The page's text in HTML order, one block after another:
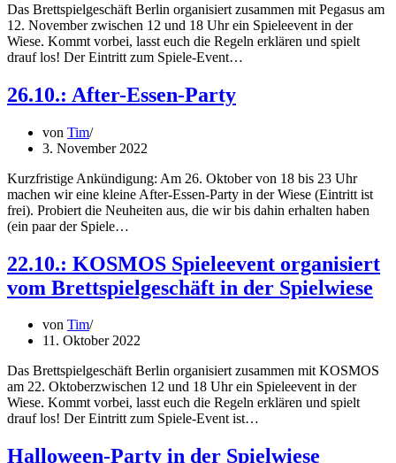
Das Brettspielgeschäft Berlin organisiert zusammen mit Pegasus am
12. November zwischen 12 und 18 Uhr ein Spieleevent in der
Wiese. Kommt vorbei, lasst euch die Regeln erklären und spielt
drauf los! Der Eintritt zum Spiele-Event…
26.10.: After-Essen-Party
von Tim
3. November 2022
Kurzfristige Ankündigung: Am 26. Oktober von 18 bis 23 Uhr
machen wir eine kleine After-Essen-Party in der Wiese (Eintritt ist
frei). Probiert die Neuheiten aus, die wir bis dahin erhalten haben
(ein paar der Spiele…
22.10.: KOSMOS Spieleevent organisiert
vom Brettspielgeschäft in der Spielwiese
von Tim
11. Oktober 2022
Das Brettspielgeschäft Berlin organisiert zusammen mit KOSMOS
am 22. Oktoberzwischen 12 und 18 Uhr ein Spieleevent in der
Wiese. Kommt vorbei, lasst euch die Regeln erklären und spielt
drauf los! Der Eintritt zum Spiele-Event ist…
Halloween-Party in der Spielwiese